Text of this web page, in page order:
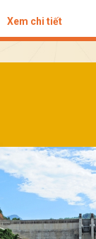
Xem chi tiết